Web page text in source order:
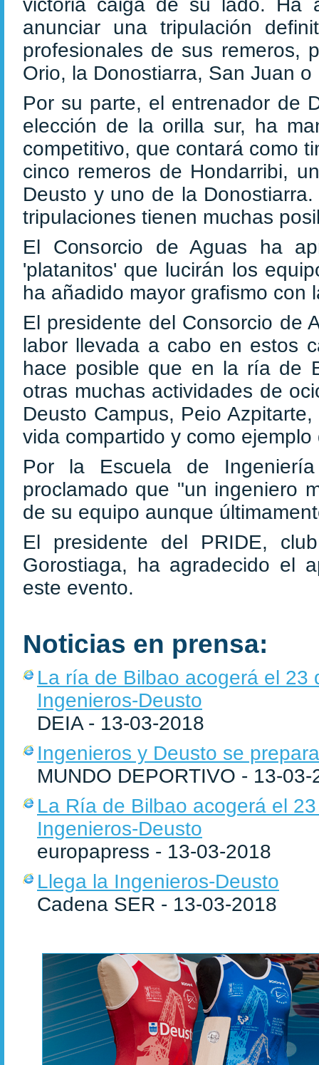
victoria caiga de su lado. Ha
anunciar una tripulación
profesionales de sus remeros,
Orio, la Donostiarra, San Juan o
Por su parte, el entrenador de
elección de la orilla sur, ha
competitivo, que contará como
cinco remeros de Hondarribi,
Deusto y uno de la
tripulaciones tienen muchas
El Consorcio de Aguas ha
'platanitos' que lucirán los
ha añadido mayor grafismo con
El presidente del Consorcio de
labor llevada a cabo en estos
hace posible que en la ría de
otras muchas actividades de
Deusto Campus, Peio
vida compartido y como
Por la Escuela de
proclamado que "un ingeniero
de su equipo aunque
El presidente del PRIDE,
Gorostiaga, ha agradecido el
este evento.
Noticias en prensa:
La ría de Bilbao acogerá el 23
Ingenieros-Deusto
DEIA - 13-03-2018
Ingenieros y Deusto se
MUNDO DEPORTIVO - 13-03-
La Ría de Bilbao acogerá el
Ingenieros-Deusto
europapress - 13-03-2018
Llega la Ingenieros-Deusto
Cadena SER - 13-03-2018